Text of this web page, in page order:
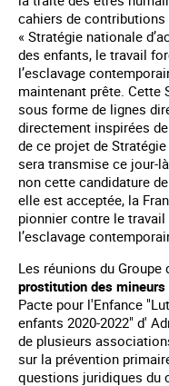
cahiers de
« Stratégie nationale
des enfants, le travail
l’esclavage
maintenant prête. Cette
sous forme de lignes
directement inspirées
de ce projet de
sera transmise ce jour-
non cette candidature
elle est acceptée, la
pionnier contre le
l’esclavage
Les réunions du Groupe
prostitution des mineurs
Pacte pour l'Enfance
enfants 2020-2022" d'
de plusieurs
sur la prévention
questions juridiques du